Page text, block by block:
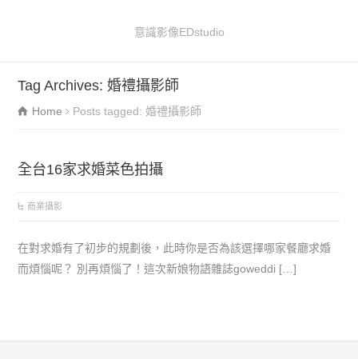
意識影像EDstudio
Tag Archives: 婚禮攝影師
Home Posts tagged: 婚禮攝影師
全台16家求婚菜色拍攝
商業攝影
在對求婚有了初步的規劃後，此時你是否為該選擇哪家餐廳求婚
而煩惱呢？ 別再煩惱了！這次新娘物語雜誌goweddi […]